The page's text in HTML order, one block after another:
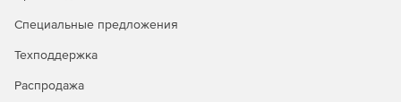
Специальные предложения
Техподдержка
Распродажа